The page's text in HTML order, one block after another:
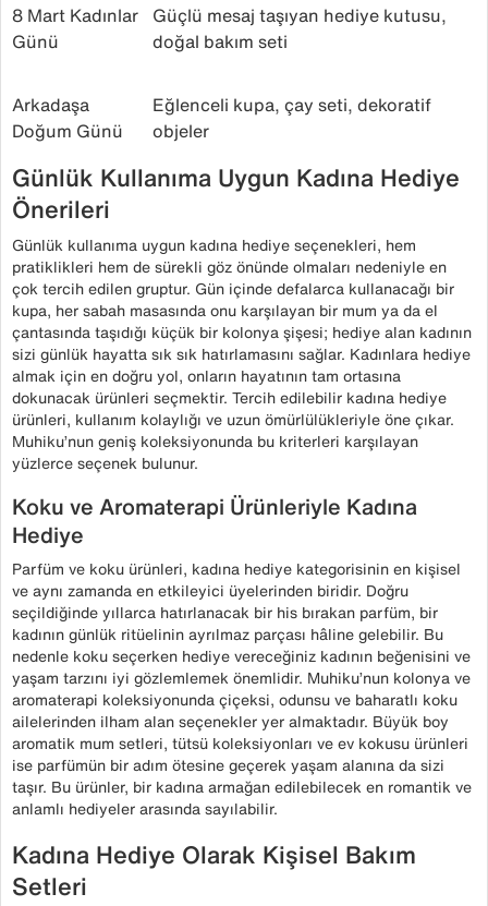
8 Mart Kadınlar
Günü
Güçlü mesaj taşıyan hediye kutusu,
doğal bakım seti
Arkadaşa
Doğum Günü
Eğlenceli kupa, çay seti, dekoratif
objeler
Günlük Kullanıma Uygun Kadına Hediye
Önerileri
Günlük kullanıma uygun kadına hediye seçenekleri, hem
pratiklikleri hem de sürekli göz önünde olmaları nedeniyle en
çok tercih edilen gruptur. Gün içinde defalarca kullanacağı bir
kupa, her sabah masasında onu karşılayan bir mum ya da el
çantasında taşıdığı küçük bir kolonya şişesi; hediye alan kadının
sizi günlük hayatta sık sık hatırlamasını sağlar. Kadınlara hediye
almak için en doğru yol, onların hayatının tam ortasına
dokunacak ürünleri seçmektir. Tercih edilebilir kadına hediye
ürünleri, kullanım kolaylığı ve uzun ömürlülükleriyle öne çıkar.
Muhiku’nun geniş koleksiyonunda bu kriterleri karşılayan
yüzlerce seçenek bulunur.
Koku ve Aromaterapi Ürünleriyle Kadına
Hediye
Parfüm ve koku ürünleri, kadına hediye kategorisinin en kişisel
ve aynı zamanda en etkileyici üyelerinden biridir. Doğru
seçildiğinde yıllarca hatırlanacak bir his bırakan parfüm, bir
kadının günlük ritüelinin ayrılmaz parçası hâline gelebilir. Bu
nedenle koku seçerken hediye vereceğiniz kadının beğenisini ve
yaşam tarzını iyi gözlemlemek önemlidir. Muhiku’nun kolonya ve
aromaterapi koleksiyonunda çiçeksi, odunsu ve baharatlı koku
ailelerinden ilham alan seçenekler yer almaktadır. Büyük boy
aromatik mum setleri, tütsü koleksiyonları ve ev kokusu ürünleri
ise parfümün bir adım ötesine geçerek yaşam alanına da sizi
taşır. Bu ürünler, bir kadına armağan edilebilecek en romantik ve
anlamlı hediyeler arasında sayılabilir.
Kadına Hediye Olarak Kişisel Bakım
Setleri